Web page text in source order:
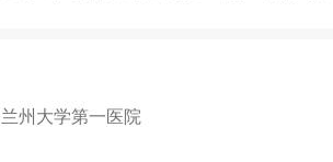
兰州大学第一医院